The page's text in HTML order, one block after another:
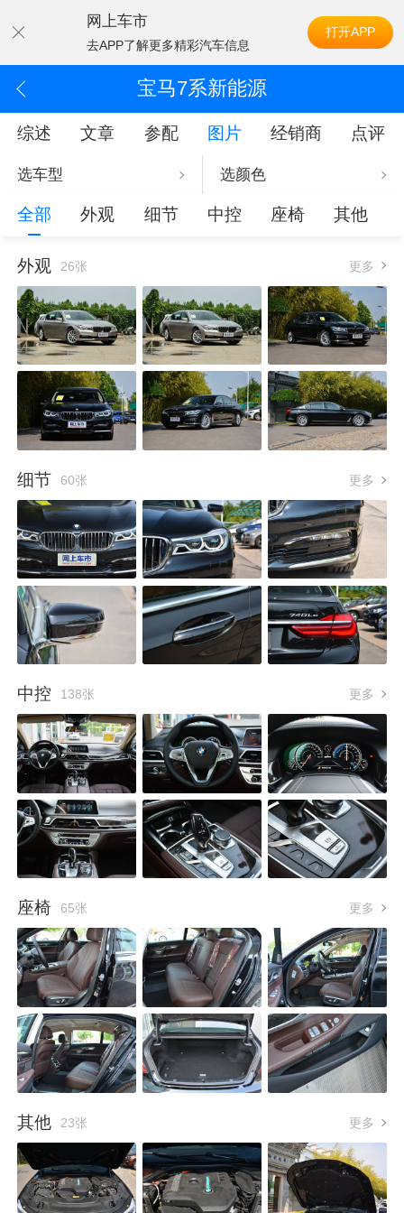
网上车市
去APP了解更多精彩汽车信息
打开APP
宝马7系新能源
综述 文章 参配 图片 经销商 点评
选车型 选颜色
全部 外观 细节 中控 座椅 其他
外观 26张 更多
细节 60张 更多
中控 138张 更多
座椅 65张 更多
其他 23张 更多